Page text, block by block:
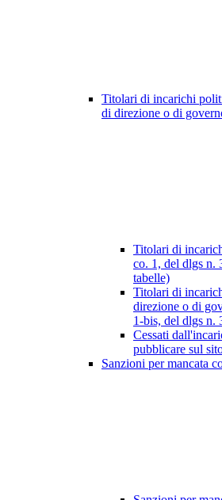
Titolari di incarichi
di direzione o di
Titolari di
co. 1, del dlgs n.
tabelle)
Titolari di
direzione o di
1-bis, del dlgs n.
Cessati
pubblicare sul
Sanzioni per mancata